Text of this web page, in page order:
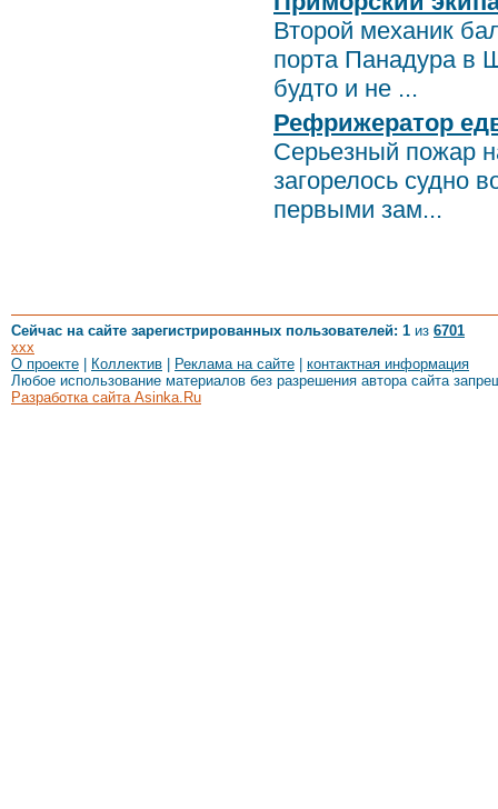
Второй механик
порта Панадура в
будто и не ...
Рефрижератор
Серьезный пожар
загорелось судно
первыми зам...
Сейчас на сайте зарегистрированных пользователей: 1 из 6701
xxx
О проекте
Коллектив Реклама на сайте
контактная информация
Любое использование материалов без разрешения автора сайта
Разработка сайта Asinka.Ru